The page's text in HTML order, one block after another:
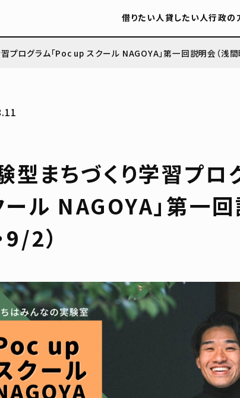
借りたい人貸したい人行政の
プログラム「Poc up スクール NAGOYA」第一回説明会（浅間
型まちづくり学習プロ
ル NAGOYA」第一回
2）